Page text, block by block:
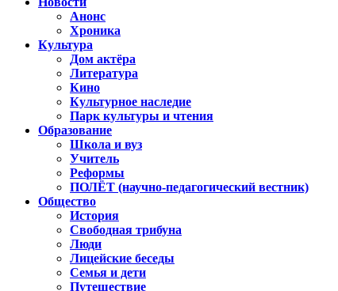
Анонс
Хроника
Культура
Дом актёра
Литература
Кино
Культурное наследие
Парк культуры и чтения
Образование
Школа и вуз
Учитель
Реформы
ПОЛЁТ (научно-педагогический вестник)
Общество
История
Свободная трибуна
Люди
Лицейские беседы
Семья и дети
Путешествие